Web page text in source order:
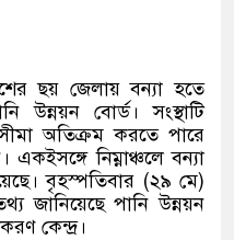
ছয় জেলায় বন্যা হতে
উন্নয়ন বোর্ড। সংস্থাটি
অতিক্রম করতে পারে
নিম্নাঞ্চলে বন্যা
বৃহস্পতিবার (২৯ মে)
জানিয়েছে পানি উন্নয়ন
কেন্দ্র।